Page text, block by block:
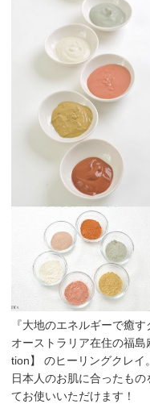
『大地のエネルギーで癒
オーストラリア在住の福
tion】 のヒーリングクレイ。
日本人のお肌に合ったも
てお使いいただけます！